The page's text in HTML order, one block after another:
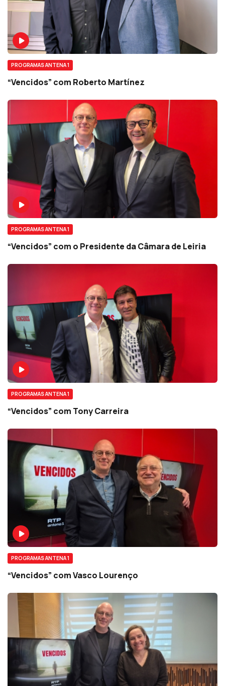
PROGRAMAS ANTENA 1
“Vencidos” com Roberto Martínez
PROGRAMAS ANTENA 1
“Vencidos” com o Presidente da Câmara de Leiria
PROGRAMAS ANTENA 1
“Vencidos” com Tony Carreira
PROGRAMAS ANTENA 1
“Vencidos” com Vasco Lourenço